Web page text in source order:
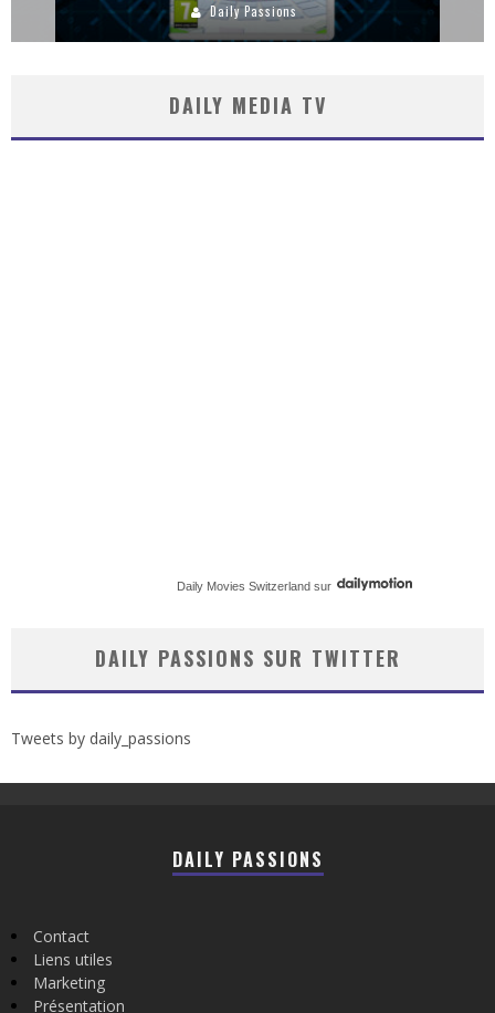
Daily Passions
DAILY MEDIA TV
Daily Movies Switzerland sur
DAILY PASSIONS SUR TWITTER
Tweets by daily_passions
DAILY PASSIONS
Contact
Liens utiles
Marketing
Présentation